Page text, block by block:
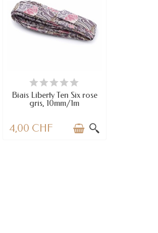
DERNIERS ARTICLES EN STOCK
Biais Liberty Ten Six rose
gris, 10mm/1m
4,00 CHF